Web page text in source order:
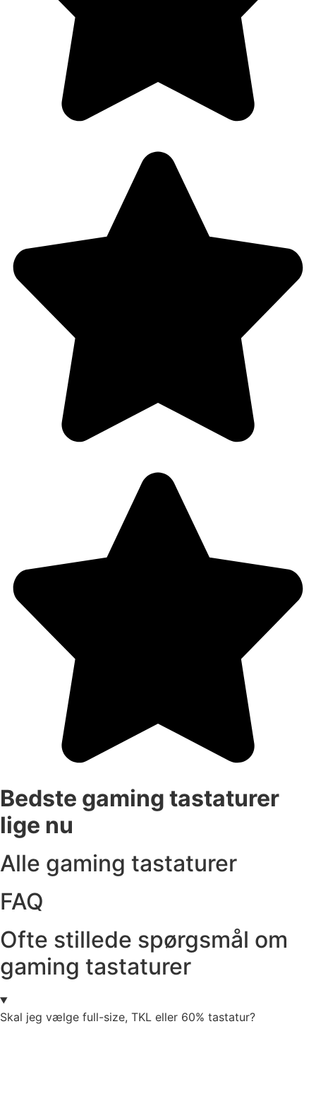
Bedste gaming tastaturer
lige nu
Alle gaming tastaturer
FAQ
Ofte stillede spørgsmål om
gaming tastaturer
Skal jeg vælge full-size, TKL eller 60% tastatur?